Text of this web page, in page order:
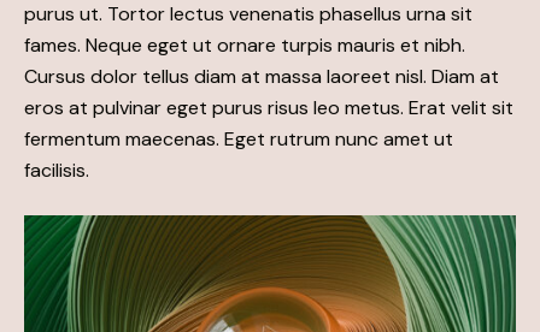
purus ut. Tortor lectus venenatis phasellus urna sit
fames. Neque eget ut ornare turpis mauris et nibh.
Cursus dolor tellus diam at massa laoreet nisl. Diam at
eros at pulvinar eget purus risus leo metus. Erat velit sit
fermentum maecenas. Eget rutrum nunc amet ut
facilisis.